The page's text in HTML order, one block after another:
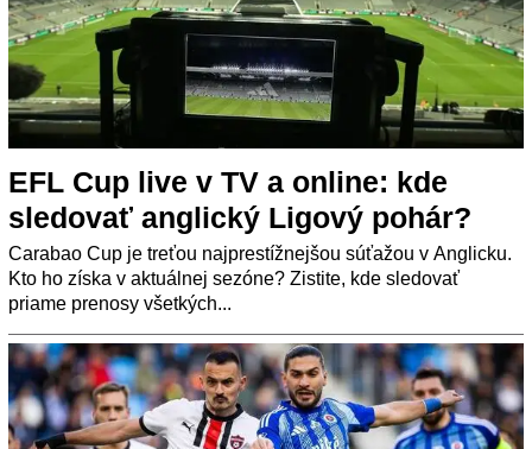
EFL Cup live v TV a online: kde
sledovať anglický Ligový pohár?
Carabao Cup je treťou najprestížnejšou súťažou v Anglicku.
Kto ho získa v aktuálnej sezóne? Zistite, kde sledovať
priame prenosy všetkých...